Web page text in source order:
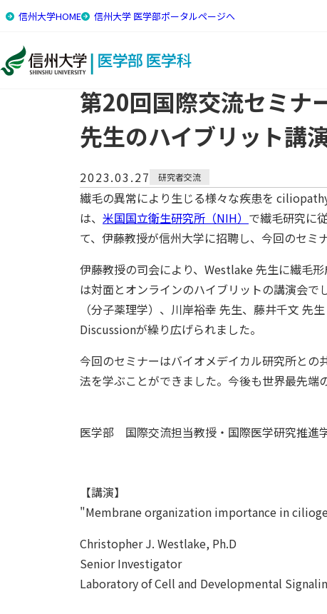
信州大学HOME 信州大学 医学部ポータルページへ
トップ 国際交流・留学 トピックス 第20回国際交流
第20回国際交流セミ
先生のハイブリット講
2023.03.27 研究者交流
繊毛の異常により生じる様々な疾患を
は、 米国国立衛生研究所（NIH） で繊毛研究に
て、伊藤教授が信州大学に招聘し、今回のセミ
伊藤教授の司会により、Westlake 先生に繊毛
は対面とオンラインのハイブリットの講演会
（分子薬理学）、川岸裕幸 先生、藤井千文 先
Discussionが繰り広げられました。
今回のセミナーはバイオメデイカル研究所と
法を学ぶことができました。今後も世界最先端
医学部 国際交流担当教授・国際医学研究推
【講演】
"Membrane organization importance in
Christopher J. Westlake, Ph.D
Senior Investigator
Laboratory of Cell and Developmental